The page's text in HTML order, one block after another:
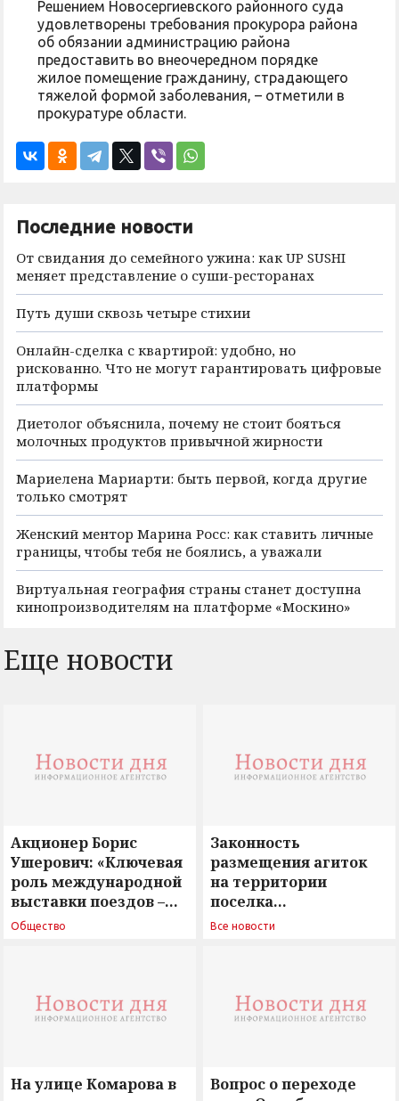
Решением Новосергиевского районного суда
удовлетворены требования прокурора района
об обязании администрацию района
предоставить во внеочередном порядке
жилое помещение гражданину, страдающего
тяжелой формой заболевания, – отметили в
прокуратуре области.
Последние новости
От свидания до семейного ужина: как UP SUSHI
меняет представление о суши-ресторанах
Путь души сквозь четыре стихии
Онлайн-сделка с квартирой: удобно, но
рискованно. Что не могут гарантировать цифровые
платформы
Диетолог объяснила, почему не стоит бояться
молочных продуктов привычной жирности
Мариелена Мариарти: быть первой, когда другие
только смотрят
Женский ментор Марина Росс: как ставить личные
границы, чтобы тебя не боялись, а уважали
Виртуальная география страны станет доступна
кинопроизводителям на платформе «Москино»
Еще новости
Акционер Борис
Ушерович: «Ключевая
роль международной
выставки поездов –
поиск ответов на
Общество
Законность
размещения агиток
на территории
поселка
Новосергиевка
Все новости
На улице Комарова в
Вопрос о переходе